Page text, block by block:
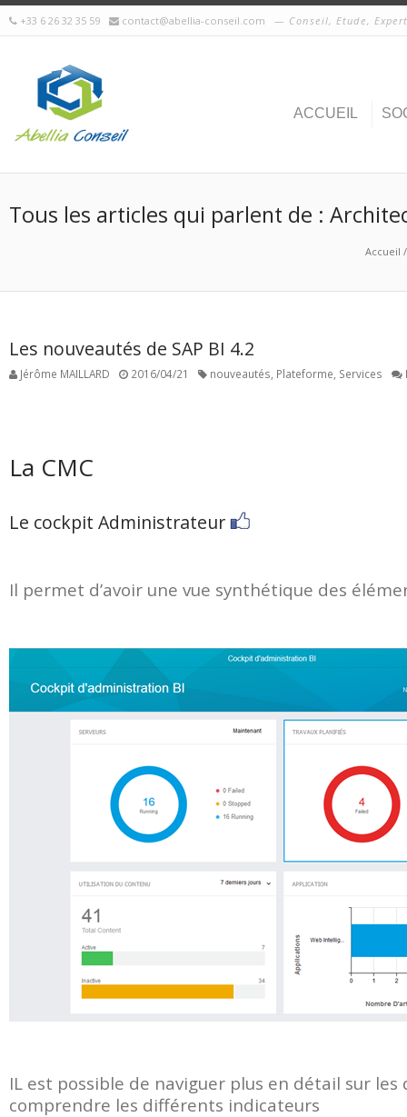
+33 6 26 32 35 59 contact@abellia-conseil.com Conseil, Etude,
ACCUEIL
Tous les articles qui parlent de :
Accueil /
Les nouveautés de SAP BI 4.2
Jérôme MAILLARD 2016/04/21 nouveautés Plateforme Services
La CMC
Le cockpit Administrateur
Il permet d’avoir une vue synthétique des
IL est possible de naviguer plus en détail sur
comprendre les différents indicateurs